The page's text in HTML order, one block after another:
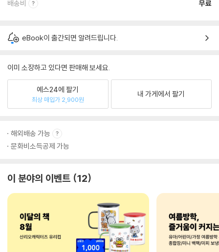
배송비 무료
eBook이 출간되면 알려드립니다.
이미 소장하고 있다면 판매해 보세요.
예스24에 팔기
최상 매입가 2,900원
내 가게에서 팔기
해외배송 가능
문화비소득공제 가능
이 분야의 이벤트 12